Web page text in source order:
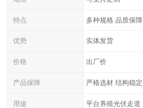
特点 多种规格 品质保障
优势 实体发货
价格 出厂价
产品保障 严格选材 结构稳定
用途 平台养殖光伏走道